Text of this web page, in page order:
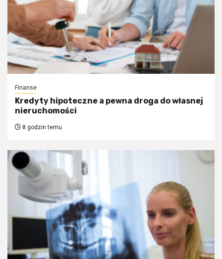
Finanse
Kredyty hipoteczne a pewna droga do własnej
nieruchomości
8 godzin temu